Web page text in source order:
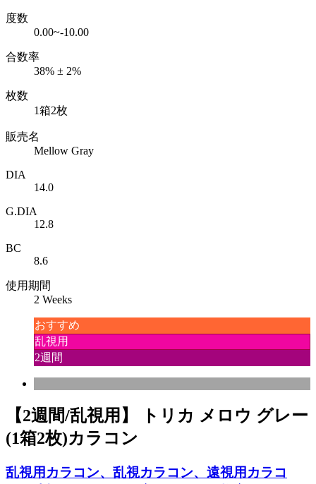
度数
0.00~-10.00
合数率
38% ± 2%
枚数
1箱2枚
販売名
Mellow Gray
DIA
14.0
G.DIA
12.8
BC
8.6
使用期間
2 Weeks
おすすめ
乱視用
2週間
【2週間/乱視用】 トリカ メロウ グレー
(1箱2枚)カラコン
乱視用カラコン、乱視カラコン、遠視用カラコ